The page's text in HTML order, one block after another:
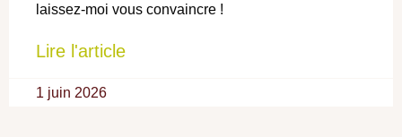
laissez-moi vous convaincre !
Lire l'article
1 juin 2026